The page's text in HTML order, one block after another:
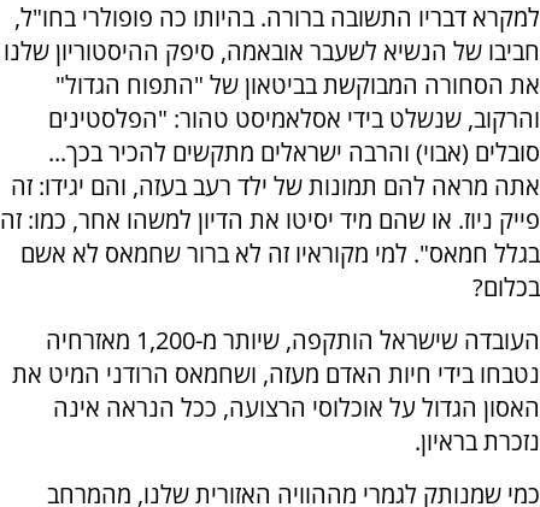
למקרא דבריו התשובה ברורה. בהיותו כה פופולרי בחו"ל,
חביבו של הנשיא לשעבר אובאמה, סיפק ההיסטוריון שלנו
את הסחורה המבוקשת בביטאון של "התפוח הגדול"
והרקוב, שנשלט בידי אסלאמיסט טהור: "הפלסטינים
סובלים (אבוי) והרבה ישראלים מתקשים להכיר בכך...
אתה מראה להם תמונות של ילד רעב בעזה, והם יגידו: זה
פייק ניוז. או שהם מיד יסיטו את הדיון למשהו אחר, כמו: זה
בגלל חמאס". למי מקוראיו זה לא ברור שחמאס לא אשם
בכלום?
העובדה שישראל הותקפה, שיותר מ-1,200 מאזרחיה
נטבחו בידי חיות האדם מעזה, ושחמאס הרודני המיט את
האסון הגדול על אוכלוסי הרצועה, ככל הנראה אינה
נזכרת בראיון.
כמי שמנותק לגמרי מההוויה האזורית שלנו, מהמרחב